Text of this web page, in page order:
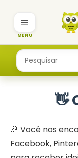
content
Pesquisar
por:
👋
🎉 Você nos
Facebook,